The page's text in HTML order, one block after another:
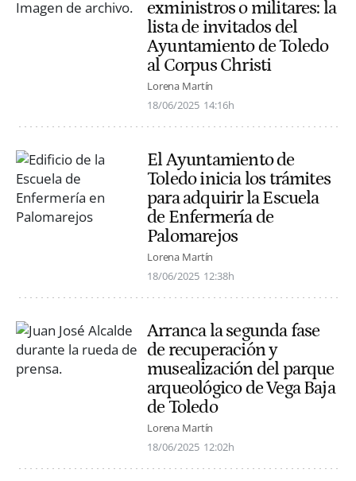
exministros o militares: la
lista de invitados del
Ayuntamiento de Toledo
al Corpus Christi
Lorena Martín
18/06/2025 14:16h
El Ayuntamiento de
Toledo inicia los trámites
para adquirir la Escuela
de Enfermería de
Palomarejos
Lorena Martín
18/06/2025 12:38h
Arranca la segunda fase
de recuperación y
musealización del parque
arqueológico de Vega Baja
de Toledo
Lorena Martín
18/06/2025 12:02h